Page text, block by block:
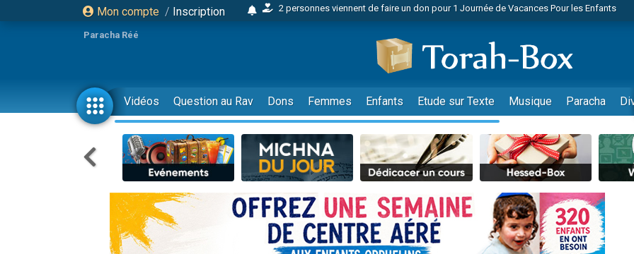
Mon compte / Inscription
17 personnes viennent de demander une bénédiction
Il reste 49 places pour étudier en groupe sur Zoom
23 personnes viennent de faire un don pour Diane, 80 ans, dans un appartement
Eva vient de donner son Maasser
4 personnes viennent de nous rejoindre sur WhatsApp
3 personnes viennent de nous rejoindre sur WhatsApp
3 personnes viennent de faire un don pour 5 jours de vacances aux Orphelins
Odaya vient de donner son Maasser
2 personnes viennent de nous rejoindre sur WhatsApp
13 personnes viennent de demander une bénédiction
12 nouvelles musiques dans Torah-Box Music
Paracha Réé
Vidéos Question au Rav Dons Femmes Enfants Etude sur Texte Musique Paracha